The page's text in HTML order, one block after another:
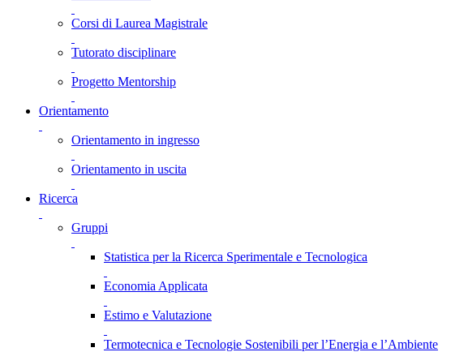
Corsi di Laurea Magistrale
Tutorato disciplinare
Progetto Mentorship
Orientamento
Orientamento in ingresso
Orientamento in uscita
Ricerca
Gruppi
Statistica per la Ricerca Sperimentale e Tecnologica
Economia Applicata
Estimo e Valutazione
Termotecnica e Tecnologie Sostenibili per l’Energia e l’Ambiente